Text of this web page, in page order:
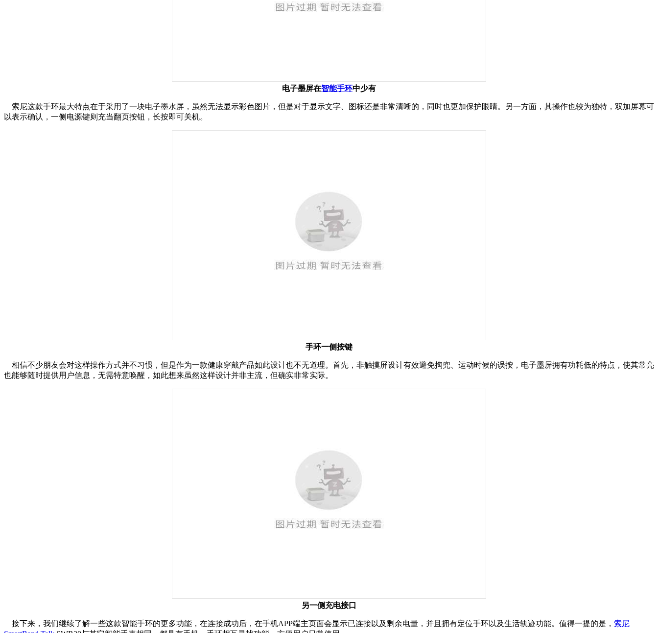
电子墨屏在智能手环中少有
索尼这款手环最大特点在于采用了一块电子墨水屏，虽然无法显示彩色图片，但是对于显示文字、图标还是非常清晰的，同时也更加保护眼睛。另一方面，其操作也较为独特，双加屏幕可
以表示确认，一侧电源键则充当翻页按钮，长按即可关机。
手环一侧按键
相信不少朋友会对这样操作方式并不习惯，但是作为一款健康穿戴产品如此设计也不无道理。首先，非触摸屏设计有效避免掏兜、运动时候的误按，电子墨屏拥有功耗低的特点，使其常亮
也能够随时提供用户信息，无需特意唤醒，如此想来虽然这样设计并非主流，但确实非常实际。
另一侧充电接口
接下来，我们继续了解一些这款智能手环的更多功能，在连接成功后，在手机APP端主页面会显示已连接以及剩余电量，并且拥有定位手环以及生活轨迹功能。值得一提的是， 索尼